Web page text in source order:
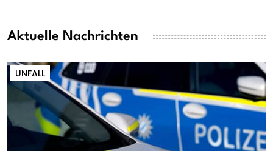
Aktuelle Nachrichten
UNFALL